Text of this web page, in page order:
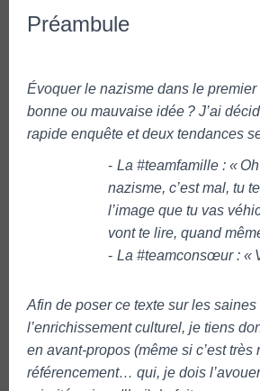
Préambule
Évoquer le nazisme dans le premier
bonne ou mauvaise idée ? J’ai
rapide enquête et deux tendances
La #teamfamille : «
nazisme, c’est mal, tu
l’image que tu vas
vont te lire, quand
La #teamconsœur : «
Afin de poser ce texte sur les
l’enrichissement culturel, je tiens
en avant-propos (même si c’est
référencement… qui, je dois